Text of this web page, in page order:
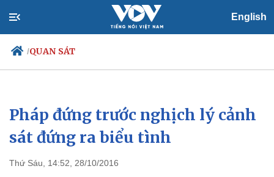
English
/QUAN SÁT
Chính trị
Đảng
Tổ chức nhân sự
Nhận diện sự thật
Xã hội
Tin 24h
Dự báo thời tiết
Pháp đứng trước nghịch lý cảnh
sát đứng ra biểu tình
Thứ Sáu, 14:52, 28/10/2016